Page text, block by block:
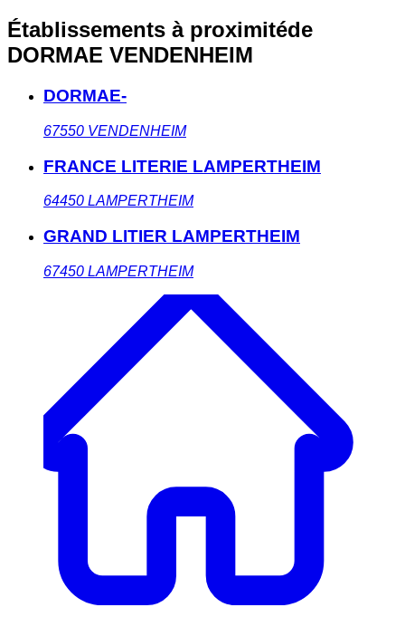
Établissements à proximitéde
DORMAE VENDENHEIM
DORMAE-
67550 VENDENHEIM
FRANCE LITERIE LAMPERTHEIM
64450 LAMPERTHEIM
GRAND LITIER LAMPERTHEIM
67450 LAMPERTHEIM